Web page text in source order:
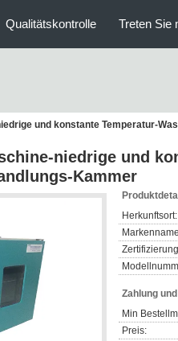
Qualitätskontrolle Treten Sie
und konstante Temperatur-
niedrige und
Kammer
Herkunftsort:
Zahlung
Min
Preis: